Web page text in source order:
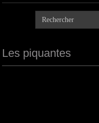
Les piquantes